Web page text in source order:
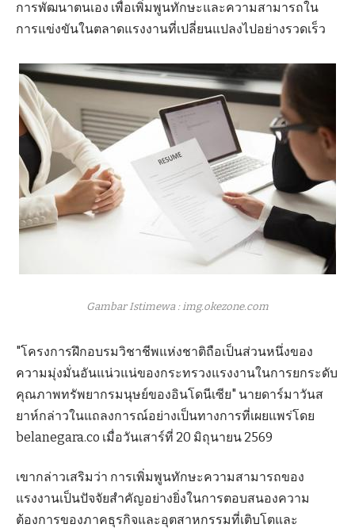
การพัฒนาตนเอง เพื่อเพิ่มพูนทักษะและความสามารถใน
การแข่งขันในตลาดแรงงานที่เปลี่ยนแปลงไปอย่างรวดเร็ว
Gambar Istimewa : img.okezone.com
"โครงการฝึกอบรมวิชาชีพแห่งชาติถือเป็นส่วนหนึ่งของ
ความมุ่งมั่นอันแน่วแน่ของกระทรวงแรงงานในการยกระดับ
คุณภาพทรัพยากรมนุษย์ของอินโดนีเซีย" นายดาร์มาวันส
ยาห์กล่าวในแถลงการณ์อย่างเป็นทางการที่เผยแพร่โดย
belanegara.co เมื่อวันเสาร์ที่ 20 มิถุนายน 2569
เขากล่าวเสริมว่า การเพิ่มพูนทักษะความสามารถของ
แรงงานเป็นปัจจัยสำคัญอย่างยิ่งในการตอบสนองความ
ต้องการของภาคธุรกิจและอุตสาหกรรมที่เติบโตและ